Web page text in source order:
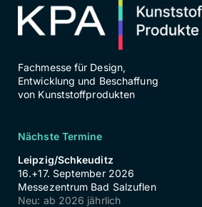
Fachmesse für Design,
Entwicklung und Beschaffung
von Kunststoffprodukten
Nächste Termine
Leipzig/Schkeuditz
16.+17. September 2026
Messezentrum Bad Salzuflen
Neu: ab 2026 jährlich